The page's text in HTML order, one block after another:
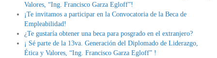
Valores, “Ing. Francisco Garza Egloff”!
¡Te invitamos a participar en la Convocatoria de la Beca de
Empleabilidad!
¿Te gustaría obtener una beca para posgrado en el extranjero?
¡ Sé parte de la 13va. Generación del Diplomado de Liderazgo,
Ética y Valores, “Ing. Francisco Garza Egloff” !